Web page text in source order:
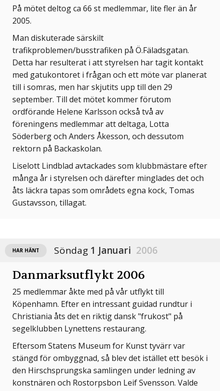
På mötet deltog ca 66 st medlemmar, lite fler än år
2005.
Man diskuterade särskilt
trafikproblemen/busstrafiken på Ö.Fäladsgatan.
Detta har resulterat i att styrelsen har tagit kontakt
med gatukontoret i frågan och ett möte var planerat
till i somras, men har skjutits upp till den 29
september. Till det mötet kommer förutom
ordförande Helene Karlsson också två av
föreningens medlemmar att deltaga, Lotta
Söderberg och Anders Åkesson, och dessutom
rektorn på Backaskolan.
Liselott Lindblad avtackades som klubbmästare efter
många år i styrelsen och därefter minglades det och
åts läckra tapas som områdets egna kock, Tomas
Gustavsson, tillagat.
HAR HÄNT Söndag 1 Januari 2006
Danmarksutflykt 2006
25 medlemmar åkte med på vår utflykt till
Köpenhamn. Efter en intressant guidad rundtur i
Christiania åts det en riktig dansk "frukost" på
segelklubben Lynettens restaurang.
Eftersom Statens Museum for Kunst tyvärr var
stängd för ombyggnad, så blev det istället ett besök i
den Hirschsprungska samlingen under ledning av
konstnären och Rostorpsbon Leif Svensson. Valde